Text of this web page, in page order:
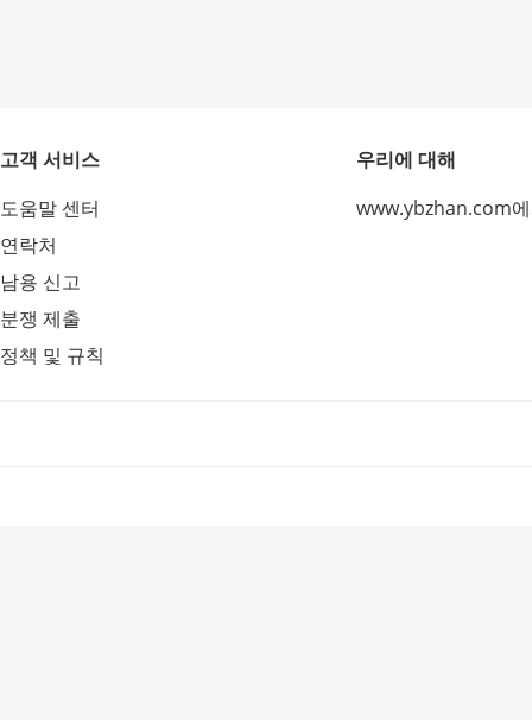
고객 서비스
도움말 센터
연락처
남용 신고
분쟁 제출
정책 및 규칙
우리에 대해
www.ybzhan.com